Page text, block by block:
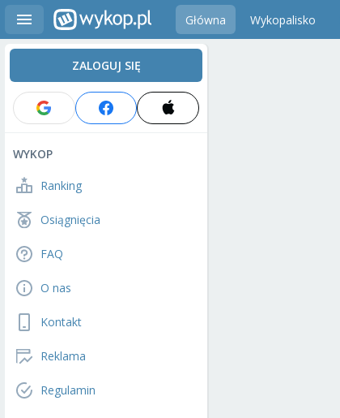
Główna Wykopalisko
ZALOGUJ SIĘ
WYKOP
Ranking
Osiągnięcia
FAQ
O nas
Kontakt
Reklama
Regulamin